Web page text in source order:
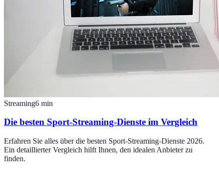
Streaming6 min
Die besten Sport-Streaming-Dienste im Vergleich
Erfahren Sie alles über die besten Sport-Streaming-Dienste 2026.
Ein detaillierter Vergleich hilft Ihnen, den idealen Anbieter zu
finden.